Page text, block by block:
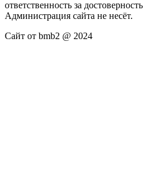
ответственность за
Администрация сайта не несёт.
Сайт от bmb2 @ 2024